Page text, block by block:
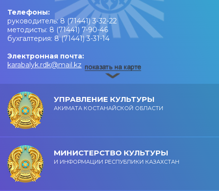
Телефоны:
руководитель: 8 (71441) 3-32-22
методисты: 8 (71441) 7-90-46
бухгалтерия: 8 (71441) 3-31-14
Электронная почта:
karabalyk.rdk@mail.kz
УПРАВЛЕНИЕ КУЛЬТУРЫ
АКИМАТА КОСТАНАЙСКОЙ ОБЛАСТИ
МИНИСТЕРСТВО КУЛЬТУРЫ
И ИНФОРМАЦИИ РЕСПУБЛИКИ КАЗАХСТАН